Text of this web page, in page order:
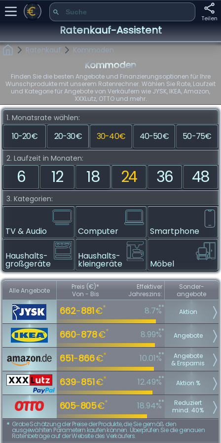
Teilen
Ratenkauf-Assistent
Ratenkauf Kommoden
Kommoden
Finden Sie die besten Angebote und Finanzierungsoptionen für Ihre
Wunschprodukte mit unserem Ratenrechner. Wählen Sie Rate, Laufzeit
und Kategorie für Angebote von Verkäufern wie JYSK, IKEA, Amazon,
XXXLutz, OTTO und mehr.
1. Monatsrate wählen:
10-20€ 20-30€ 30-40€ 40-50€ 50-75€
2. Laufzeit in Monaten:
6 12 18 24 36 48
3. Kategorien:
TV & Audio Computer Smartphone
Haushalts­
großgeräte
Haushalts­
kleingeräte Möbel
Alle Angebote
Preis (€)*
Von - Bis
Effektiver
Jahreszins:
Sonder­
angebote
662-881€* 8.7%**
Aktion
660-878€* 8.99%**
Angebote
651-866€* 10.01%**
Angebote
& Ersparnis
639-851€* 12.49%**
Aktion %
605-805€* 18.94%**
Reduziert
mind. 40%
* Grobe Schätzung der Preise der Produkte, die Sie gemäß den
ausgewählten Parametern kaufen können. Überprüfen Sie die genauen
Ratenbeträge auf der Website des Verkäufers.